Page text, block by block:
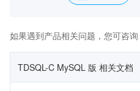
如果遇到产品相关问题，您可咨询
TDSQL-C MySQL 版 相关文档